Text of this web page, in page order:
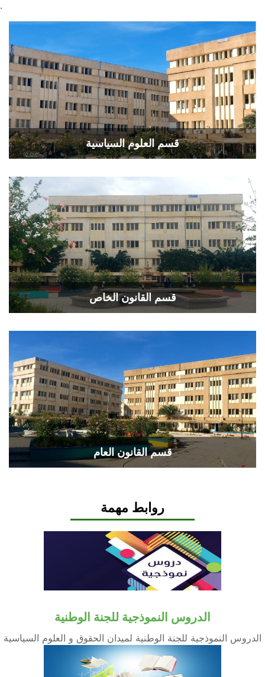
.
قسم العلوم السياسية
قسم القانون الخاص
قسم القانون العام
روابط مهمة
الدروس النموذجية للجنة الوطنية
الدروس النموذجية للجنة الوطنية لميدان الحقوق و العلوم السياسية